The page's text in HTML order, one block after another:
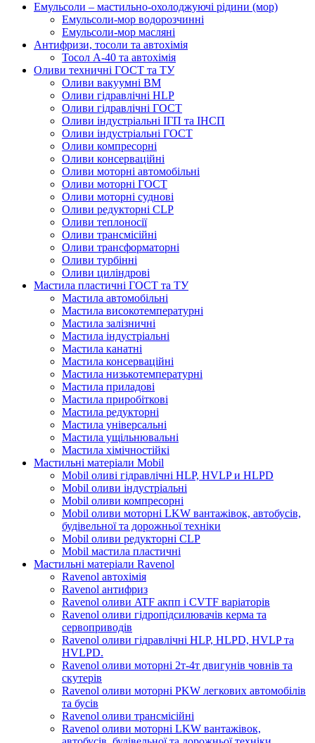
Емульсоли – мастильно-охолоджуючі рідини (мор)
Емульсоли-мор водорозчинні
Емульсоли-мор масляні
Антифризи, тосоли та автохімія
Тосол А-40 та автохімія
Оливи техничні ГОСТ та ТУ
Оливи вакуумні ВМ
Оливи гідравлічні HLP
Оливи гідравлічні ГОСТ
Оливи індустріальні ІГП та ІНСП
Оливи індустріальні ГОСТ
Оливи компресорні
Оливи консерваційні
Оливи моторні автомобільні
Оливи моторні ГОСТ
Оливи моторні суднові
Оливи редукторні CLP
Оливи теплоносії
Оливи трансмісійні
Оливи трансформаторні
Оливи турбінні
Оливи циліндрові
Мастила пластичні ГОСТ та ТУ
Мастила автомобільні
Мастила високотемпературні
Мастила залізничні
Мастила індустріальні
Мастила канатні
Мастила консерваційні
Мастила низькотемпературні
Мастила приладові
Мастила приробіткові
Мастила редукторні
Мастила універсальні
Мастила ущільнювальні
Мастила хімічностійкі
Мастильні матеріали Mobil
Mobil оливі гідравлічні HLP, HVLP и HLPD
Mobil оливи індустріальні
Mobil оливи компресорні
Mobil оливи моторні LKW вантажівок, автобусів,
будівельної та дорожньої техніки
Mobil оливи редукторні CLP
Mobil мастила пластичні
Мастильні матеріали Ravenol
Ravenol автохімія
Ravenol антифриз
Ravenol оливи ATF акпп і CVTF варіаторів
Ravenol оливи гідропідсилювачів керма та
сервоприводів
Ravenol оливи гідравлічні HLP, HLPD, HVLP та
HVLPD.
Ravenol оливи моторні 2т-4т двигунів човнів та
скутерів
Ravenol оливи моторні PKW легкових автомобілів
та бусів
Ravenol оливи трансмісійні
Ravenol оливи моторні LKW вантажівок,